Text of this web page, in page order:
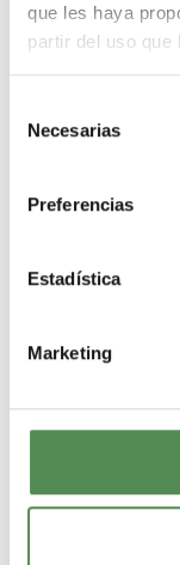
que les haya
partir del uso
Necesarias
Preferencias
Estadística
Marketing